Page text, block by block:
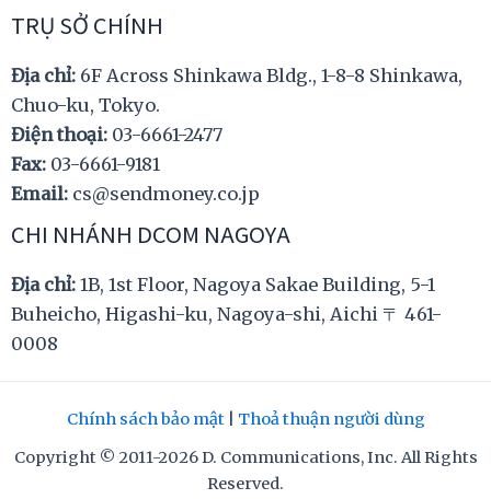
TRỤ SỞ CHÍNH
Địa chỉ: 6F Across Shinkawa Bldg., 1-8-8 Shinkawa,
Chuo-ku, Tokyo.
Điện thoại: 03-6661-2477
Fax: 03-6661-9181
Email: cs@sendmoney.co.jp
CHI NHÁNH DCOM NAGOYA
Địa chỉ: 1B, 1st Floor, Nagoya Sakae Building, 5-1
Buheicho, Higashi-ku, Nagoya-shi, Aichi 〒 461-
0008
Chính sách bảo mật| Thoả thuận người dùng
Copyright © 2011-2026 D. Communications, Inc. All Rights
Reserved.